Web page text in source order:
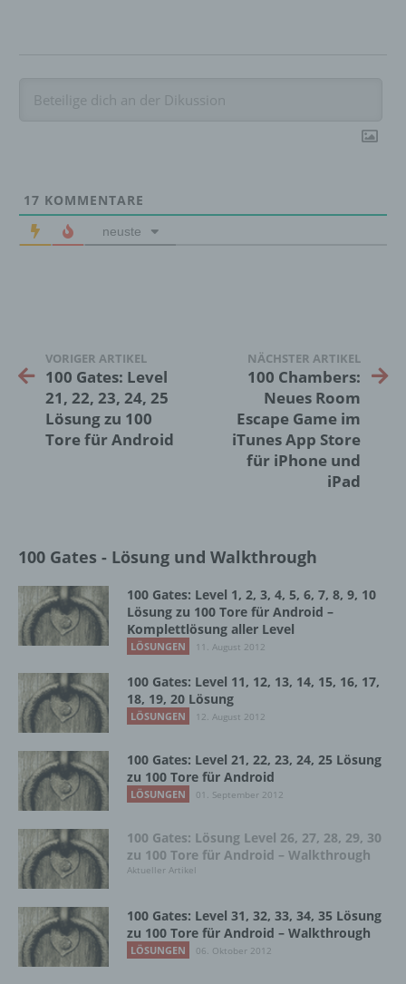
17 KOMMENTARE
neuste
VORIGER ARTIKEL
100 Gates: Level
21, 22, 23, 24, 25
Lösung zu 100
Tore für Android
NÄCHSTER ARTIKEL
100 Chambers:
Neues Room
Escape Game im
iTunes App Store
für iPhone und
iPad
100 Gates - Lösung und Walkthrough
100 Gates: Level 1, 2, 3, 4, 5, 6, 7, 8, 9, 10
Lösung zu 100 Tore für Android –
Komplettlösung aller Level
LÖSUNGEN 11. August 2012
100 Gates: Level 11, 12, 13, 14, 15, 16, 17,
18, 19, 20 Lösung
LÖSUNGEN 12. August 2012
100 Gates: Level 21, 22, 23, 24, 25 Lösung
zu 100 Tore für Android
LÖSUNGEN 01. September 2012
100 Gates: Lösung Level 26, 27, 28, 29, 30
zu 100 Tore für Android – Walkthrough
Aktueller Artikel
100 Gates: Level 31, 32, 33, 34, 35 Lösung
zu 100 Tore für Android – Walkthrough
LÖSUNGEN 06. Oktober 2012
betroffenen Person zugeordnet werden
können, sofern diese zusätzlichen
einer identifizierten oder identifizierbaren
natürlichen Person zugewiesen werden.
Verantwortlicher ist die natürliche oder
juristische Person, Behörde, Einrichtung
oder andere Stelle, die allein oder
gemeinsam mit anderen über die Zwecke
und Mittel der Verarbeitung von
personenbezogenen Daten entscheidet.
Sind die Zwecke und Mittel dieser
Verarbeitung durch das Unionsrecht oder
Kriterien seiner Benennung nach dem
Unionsrecht oder dem Recht der
Mitgliedstaaten vorgesehen werden.
h) Auftragsverarbeiter
Auftragsverarbeiter ist eine natürliche oder
juristische Person, Behörde, Einrichtung
oder andere Stelle, die personenbezogene
Daten im Auftrag des Verantwortlichen
verarbeitet.
i) Empfänger
Empfänger ist eine natürliche oder juristische
Person, Behörde, Einrichtung oder andere
Stelle, der personenbezogene Daten
offengelegt werden, unabhängig davon, ob
es sich bei ihr um einen Dritten handelt oder
nicht. Behörden, die im Rahmen eines